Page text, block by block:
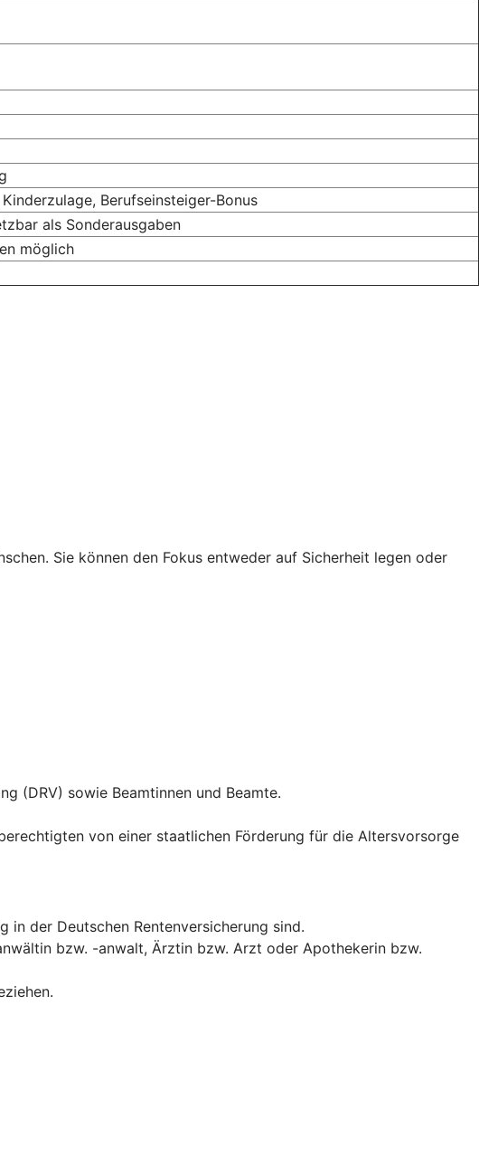
Berufseinsteiger-Bonus
als Sonderausgaben
möglich
Sie können den Fokus entweder auf Sicherheit legen oder
(DRV) sowie Beamtinnen und Beamte.
von einer staatlichen Förderung für die Altersvorsorge
der Deutschen Rentenversicherung sind.
bzw. -anwalt, Ärztin bzw. Arzt oder Apothekerin bzw.